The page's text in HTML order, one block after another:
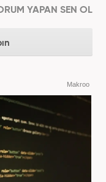
YAPAN SEN OL
Makroo